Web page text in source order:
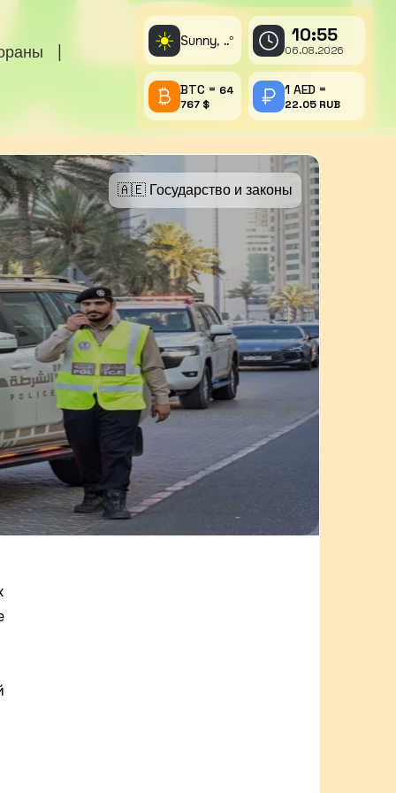
☀️ Sunny, ..° 10:55
06.08.2026
BTC = 64
767 $
1 AED =
22.05 RUB
🇦🇪 Государство и законы